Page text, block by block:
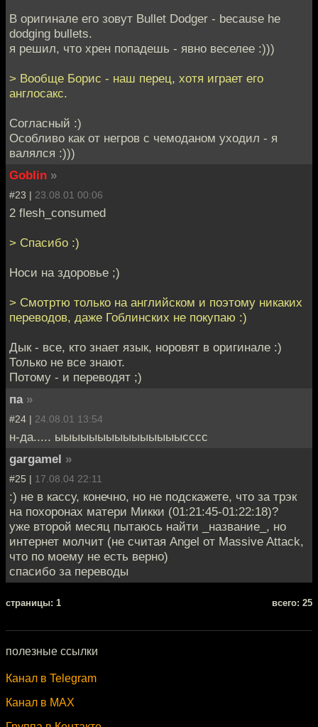
В оригинале его зовут Bullet Dodger - because he
dodging bullets.
я решил, что хрен попадешь - явно веселее :)))
> Вообще Борис - наш перец, хотя играет его
англосакс.
Согласный :)
Особливо как от негров с чемоданом уходил - я
валялся :)))
Goblin »
#23 | 23.08.01 00:06
2 flesh_consumed
> Спасибо :)
Носи на здоровье ;)
> Смотртю только на английском и поэтому никаких
переводов, даже Гоблинских не покупаю :)
Дык - все, кто знает язык, норовят в оригинале :)
Только не все знают.
Потому - и переводят ;)
па »
#24 | 24.08.01 13:54
н-да..... ыыыыыыыыыыыыыыысссс
gargamel »
#25 | 17.08.04 22:11
:) не в кассу, конечно, но не подскажете, что за трэк
на похоронах матери Микки (01:21:45-01:22:18)?
уже второй месяц пытаюсь найти _название_, но
интернет молчит (не считая Angel от Massive Attack,
что по моему не есть верно)
спасибо за переводы
cтраницы: 1 всего: 25
полезные ссылки
Канал в Telegram
Канал в MAX